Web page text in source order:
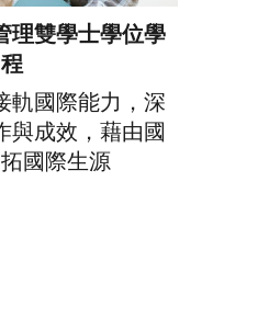
理雙學士學位學
程
軌國際能力，深
與成效，藉由國
國際生源